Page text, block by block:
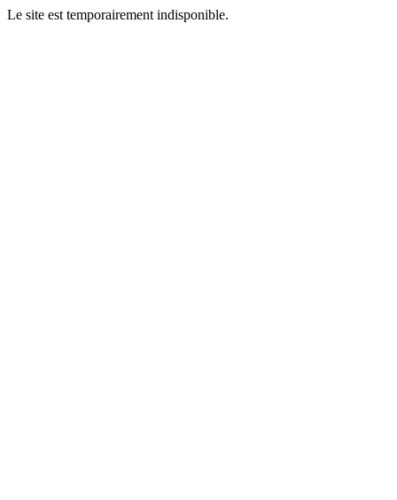
Le site est temporairement indisponible.